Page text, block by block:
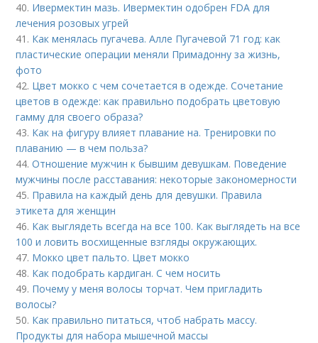
40. Ивермектин мазь. Ивермектин одобрен FDA для
лечения розовых угрей
41. Как менялась пугачева. Алле Пугачевой 71 год: как
пластические операции меняли Примадонну за жизнь,
фото
42. Цвет мокко с чем сочетается в одежде. Сочетание
цветов в одежде: как правильно подобрать цветовую
гамму для своего образа?
43. Как на фигуру влияет плавание на. Тренировки по
плаванию — в чем польза?
44.Отношение мужчин к бывшим девушкам. Поведение
мужчины после расставания: некоторые закономерности
45. Правила на каждый день для девушки. Правила
этикета для женщин
46. Как выглядеть всегда на все 100. Как выглядеть на все
100 и ловить восхищенные взгляды окружающих.
47. Мокко цвет пальто. Цвет мокко
48. Как подобрать кардиган. С чем носить
49. Почему у меня волосы торчат. Чем пригладить
волосы?
50. Как правильно питаться, чтоб набрать массу.
Продукты для набора мышечной массы